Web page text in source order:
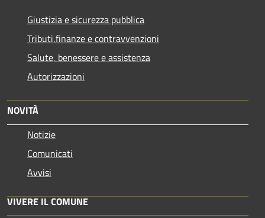
Giustizia e sicurezza pubblica
Tributi,finanze e contravvenzioni
Salute, benessere e assistenza
Autorizzazioni
NOVITÀ
Notizie
Comunicati
Avvisi
VIVERE IL COMUNE